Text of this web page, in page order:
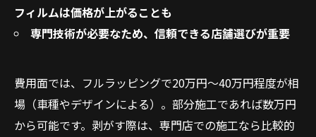
フィルムは価格が上がることも
専門技術が必要なため、信頼できる店舗選びが重要
費用面では、フルラッピングで20万円〜40万円程度が相
場（車種やデザインによる）。部分施工であれば数万円
から可能です。剥がす際は、専門店での施工なら比較的